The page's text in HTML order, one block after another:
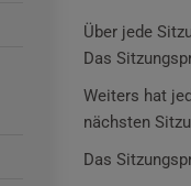
Über jede
Das
Weiters hat
nächsten
Das